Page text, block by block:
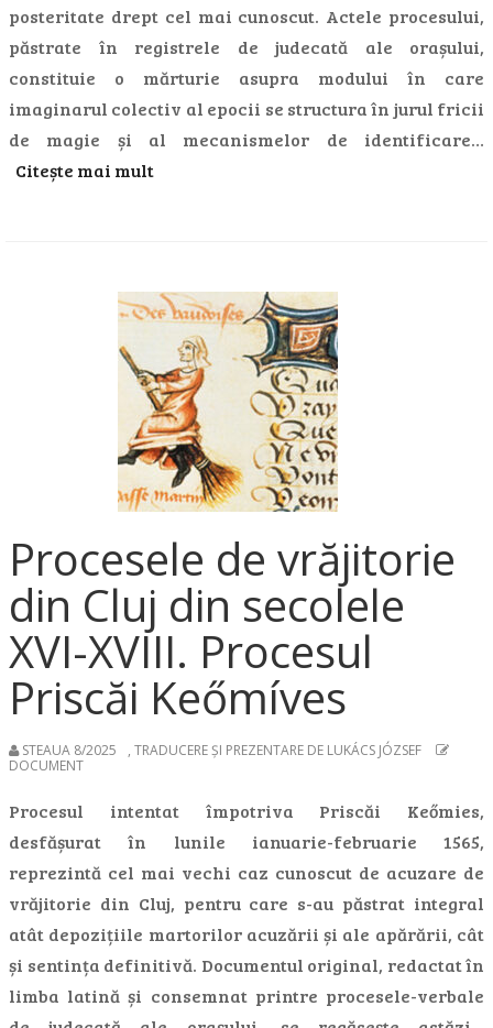
posteritate drept cel mai cunoscut. Actele procesului,
păstrate în registrele de judecată ale orașului,
constituie o mărturie asupra modului în care
imaginarul colectiv al epocii se structura în jurul fricii
de magie și al mecanismelor de identificare…
Citește mai mult
Procesele de vrăjitorie
din Cluj din secolele
XVI-XVIII. Procesul
Priscăi Keőmíves
STEAUA 8/2025 , TRADUCERE ȘI PREZENTARE DE LUKÁCS JÓZSEF
DOCUMENT
Procesul intentat împotriva Priscăi Keőmies,
desfășurat în lunile ianuarie-februarie 1565,
reprezintă cel mai vechi caz cunoscut de acuzare de
vrăjitorie din Cluj, pentru care s-au păstrat integral
atât depozițiile martorilor acuzării și ale apărării, cât
și sentința definitivă. Documentul original, redactat în
limba latină și consemnat printre procesele-verbale